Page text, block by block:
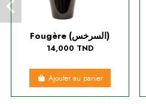
Fougère (السرخس)
14,000 TND
Ajouter au panier